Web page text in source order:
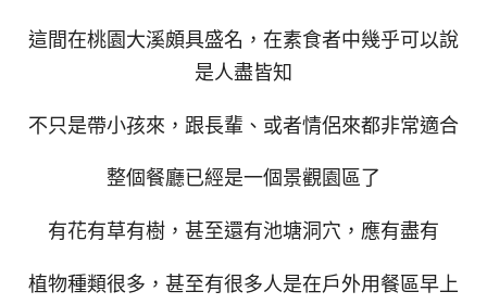
這間在桃園大溪頗具盛名，在素食者中幾乎可以說
是人盡皆知
不只是帶小孩來，跟長輩、或者情侶來都非常適合
整個餐廳已經是一個景觀園區了
有花有草有樹，甚至還有池塘洞穴，應有盡有
植物種類很多，甚至有很多人是在戶外用餐區早上